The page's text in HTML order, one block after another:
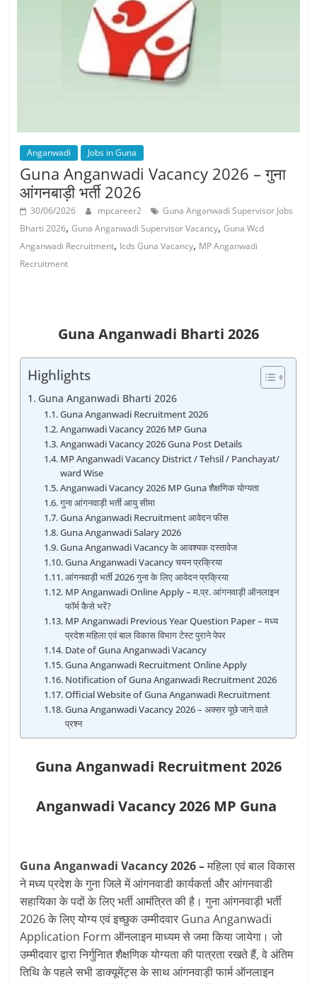
Anganwadi Jobs in Guna
Guna Anganwadi Vacancy 2026 – गुना
आंगनबाड़ी भर्ती 2026
30/06/2026 mpcareer2
Guna Anganwadi Supervisor Jobs
Bharti 2026,Guna Anganwadi Supervisor Vacancy,Guna Wcd
Anganwadi Recruitment, Icds Guna Vacancy, MP Anganwadi
Recruitment
Guna Anganwadi Bharti 2026
Highlights
Guna Anganwadi Bharti 2026
Guna Anganwadi Recruitment 2026
Anganwadi Vacancy 2026 MP Guna
Anganwadi Vacancy 2026 Guna Post Details
MP Anganwadi Vacancy District / Tehsil / Panchayat/
ward Wise
Anganwadi Vacancy 2026 MP Guna शैक्षणिक योग्यता
गुना आंगनवाड़ी भर्ती आयु सीमा
Guna Anganwadi Recruitment आवेदन फीस
Guna Anganwadi Salary 2026
Guna Anganwadi Vacancy के आवश्यक दस्तावेज
Guna Anganwadi Vacancy चयन प्रक्रिया
आंगनवाड़ी भर्ती 2026 गुना के लिए आवेदन प्रक्रिया
MP Anganwadi Online Apply – म.प्र. आंगनवाड़ी ऑनलाइन
फॉर्म कैसे भरें?
MP Anganwadi Previous Year Question Paper – मध्य
प्रदेश महिला एवं बाल विकास विभाग टेस्ट पुराने पेपर
Date of Guna Anganwadi Vacancy
Guna Anganwadi Recruitment Online Apply
Notification of Guna Anganwadi Recruitment 2026
Official Website of Guna Anganwadi Recruitment
Guna Anganwadi Vacancy 2026 – अक्सर पूछे जाने वाले
प्रश्न
Guna Anganwadi Recruitment 2026
Anganwadi Vacancy 2026 MP Guna
Guna Anganwadi Vacancy 2026 –महिला एवं बाल विकास
ने मध्य प्रदेश के गुना जिले में आंगनवाडी कार्यकर्ता और आंगनवाडी
सहायिका के पदों के लिए भर्ती आमंत्रित की है। गुना आंगनवाड़ी भर्ती
2026 के लिए योग्य एवं इच्छुक उम्मीदवार Guna Anganwadi
Application Form ऑनलाइन माध्यम से जमा किया जायेगा। जो
उम्मीदवार द्वारा निर्गुनाित शैक्षणिक योग्यता की पात्रता रखते हैं, वे अंतिम
तिथि के पहले सभी डाक्यूमेंट्स के साथ आंगनवाड़ी फार्म ऑनलाइन